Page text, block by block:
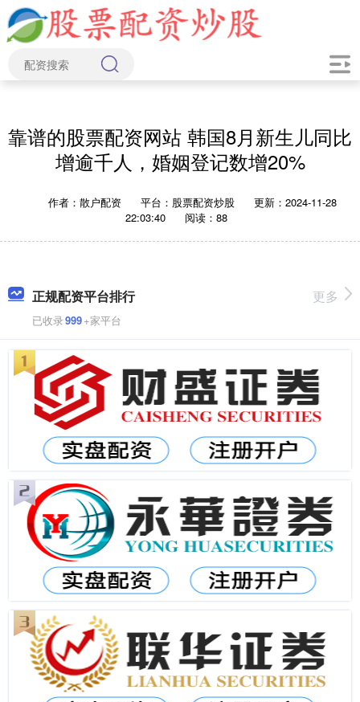
靠谱的股票配资网站 韩国8月新生儿同比
增逾千人，婚姻登记数增20%
作者：散户配资 平台：股票配资炒股
更新：2024-11-28
22:03:40
阅读：88
正规配资平台排行
已收录999+家平台
更多